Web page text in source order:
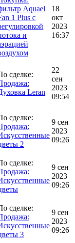
Aquael
1 Plus с
и
18
окт
2023
16:37
сделке:
Leran
22
сен
2023
09:54
сделке:
2
9 сен
2023
09:26
сделке:
9 сен
2023
09:26
сделке:
3
9 сен
2023
09:26